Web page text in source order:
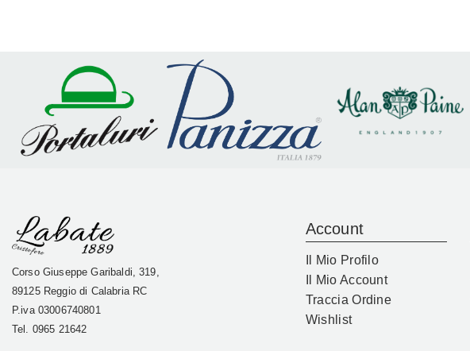
Corso Giuseppe Garibaldi, 319,
89125 Reggio di Calabria RC
P.iva 03006740801
Tel. 0965 21642
Account
Il Mio Profilo
Il Mio Account
Traccia Ordine
Wishlist